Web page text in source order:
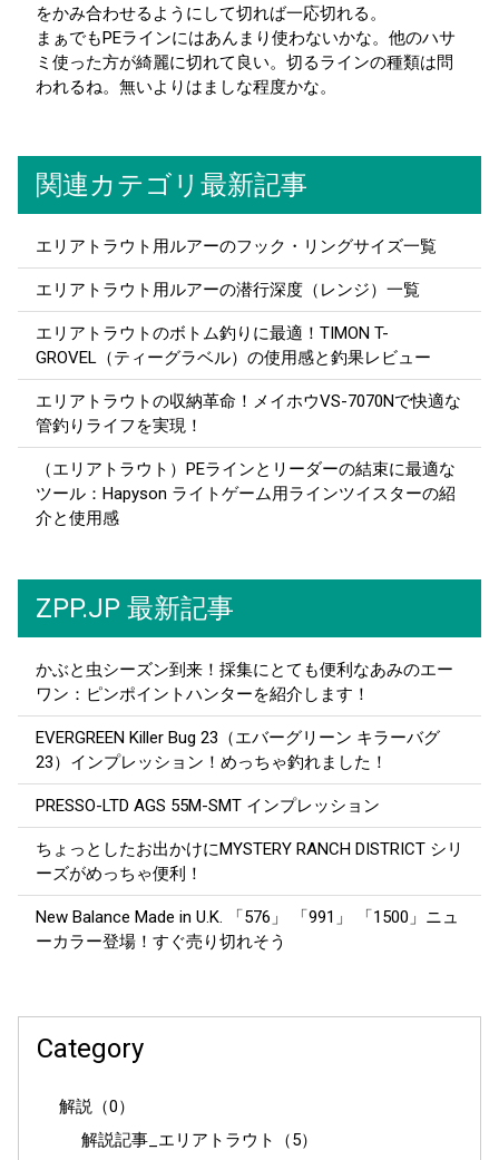
をかみ合わせるようにして切れば一応切れる。
まぁでもPEラインにはあんまり使わないかな。他のハサ
ミ使った方が綺麗に切れて良い。切るラインの種類は問
われるね。無いよりはましな程度かな。
関連カテゴリ最新記事
エリアトラウト用ルアーのフック・リングサイズ一覧
エリアトラウト用ルアーの潜行深度（レンジ）一覧
エリアトラウトのボトム釣りに最適！TIMON T-
GROVEL（ティーグラベル）の使用感と釣果レビュー
エリアトラウトの収納革命！メイホウVS-7070Nで快適な
管釣りライフを実現！
（エリアトラウト）PEラインとリーダーの結束に最適な
ツール：Hapyson ライトゲーム用ラインツイスターの紹
介と使用感
ZPP.JP 最新記事
かぶと虫シーズン到来！採集にとても便利なあみのエー
ワン：ピンポイントハンターを紹介します！
EVERGREEN Killer Bug 23（エバーグリーン キラーバグ
23）インプレッション！めっちゃ釣れました！
PRESSO-LTD AGS 55M-SMT インプレッション
ちょっとしたお出かけにMYSTERY RANCH DISTRICT シリ
ーズがめっちゃ便利！
New Balance Made in U.K. 「576」 「991」 「1500」ニュ
ーカラー登場！すぐ売り切れそう
Category
解説（0）
解説記事_エリアトラウト（5）